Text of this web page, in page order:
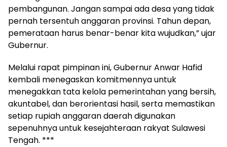
pembangunan. Jangan sampai ada desa yang tidak
pernah tersentuh anggaran provinsi. Tahun depan,
pemerataan harus benar-benar kita wujudkan,” ujar
Gubernur.
Melalui rapat pimpinan ini, Gubernur Anwar Hafid
kembali menegaskan komitmennya untuk
menegakkan tata kelola pemerintahan yang bersih,
akuntabel, dan berorientasi hasil, serta memastikan
setiap rupiah anggaran daerah digunakan
sepenuhnya untuk kesejahteraan rakyat Sulawesi
Tengah. ***